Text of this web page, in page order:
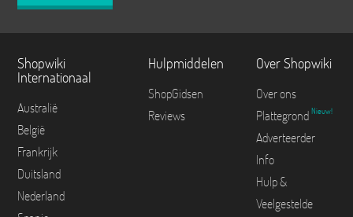
Shopwiki
Internationaal
Australië
België
Frankrijk
Duitsland
Nederland
Hulpmiddelen
ShopGidsen
Reviews
Over Shopwiki
Over ons
Plattegrond Nieuw!
Adverteerder
Info
Hulp &
Veelgestelde